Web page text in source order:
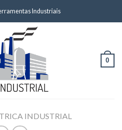
Industriais
0
INDUSTRIAL